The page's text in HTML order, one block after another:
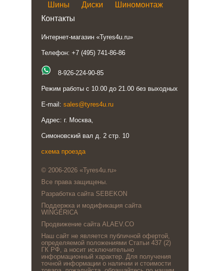
Шины Диски
Шиномонтаж
Контакты
Интернет-магазин «Tyres4u.ru»
Телефон: +7 (495) 741-86-86
8-926-224-90-85
Режим работы с 10.00 до 21.00 без выходных
E-mail: sales@tyres4u.ru
Адрес: г. Москва,
Симоновский вал д. 2 стр. 10
схема проезда
© 2006-2026 «Tyres4u.ru»
Все права защищены.
Разработка сайта SEBEKON
Поддержка и модификация сайта
WINGERICA
Продвижение сайта ALAEV.CO
Наш сайт не является публичной офертой,
определяемой положениями Статьи 437 (2)
ГК РФ, а носит исключительно
информационный характер. Для получения
точной информации о наличии и стоимости